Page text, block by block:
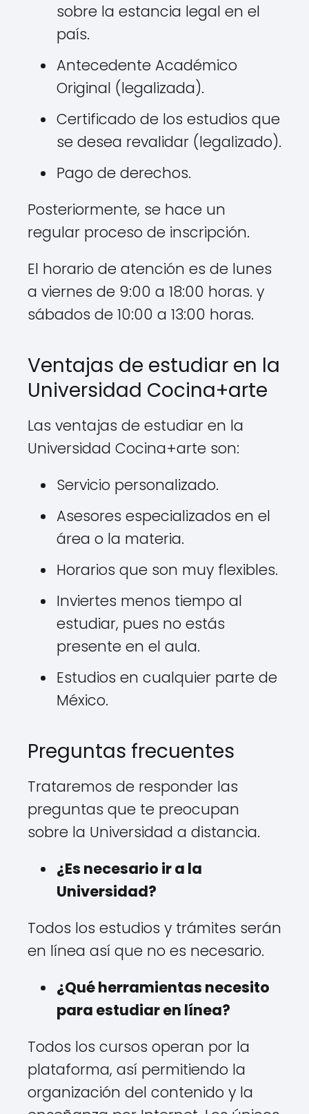
sobre la estancia legal en el
país.
Antecedente Académico
Original (legalizada).
Certificado de los estudios que
se desea revalidar (legalizado).
Pago de derechos.
Posteriormente, se hace un
regular proceso de inscripción.
El horario de atención es de lunes
a viernes de 9:00 a 18:00 horas. y
sábados de 10:00 a 13:00 horas.
Ventajas de estudiar en la
Universidad Cocina+arte
Las ventajas de estudiar en la
Universidad Cocina+arte son:
Servicio personalizado.
Asesores especializados en el
área o la materia.
Horarios que son muy flexibles.
Inviertes menos tiempo al
estudiar, pues no estás
presente en el aula.
Estudios en cualquier parte de
México.
Preguntas frecuentes
Trataremos de responder las
preguntas que te preocupan
sobre la Universidad a distancia.
¿Es necesario ir a la
Universidad?
Todos los estudios y trámites serán
en línea así que no es necesario.
¿Qué herramientas necesito
para estudiar en línea?
Todos los cursos operan por la
plataforma, así permitiendo la
organización del contenido y la